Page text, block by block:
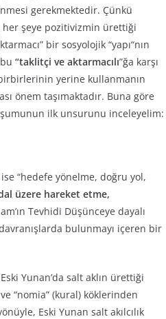
gerekmektedir. Çünkü
şeye pozitivizmin ürettiği
bir sosyolojik “yapı“nın
“taklitçi ve aktarmacılı”ğa karşı
yerine kullanmanın
önem taşımaktadır. Buna göre
ilk unsurunu inceleyelim:
“hedefe yönelme, doğru yol,
üzere hareket etme,
Tevhidi Düşünceye dayalı
bulunmayı içeren bir
Yunan’da salt aklın ürettiği
“nomia” (kural) köklerinden
Eski Yunan salt akılcılık